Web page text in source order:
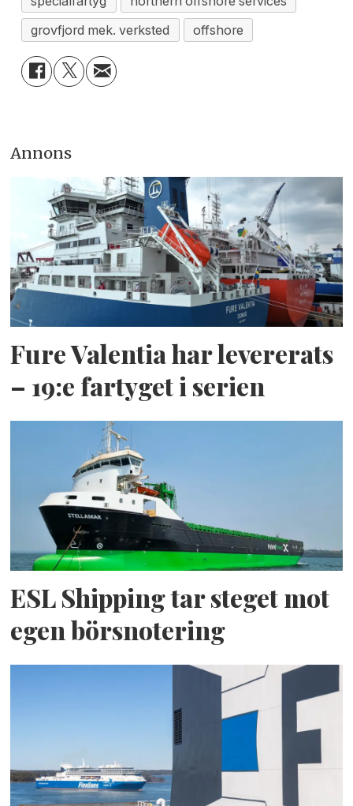
grovfjord mek. verksted
offshore
Annons
Fure Valentia har levererats
– 19:e fartyget i serien
ESL Shipping tar steget mot
egen börsnotering